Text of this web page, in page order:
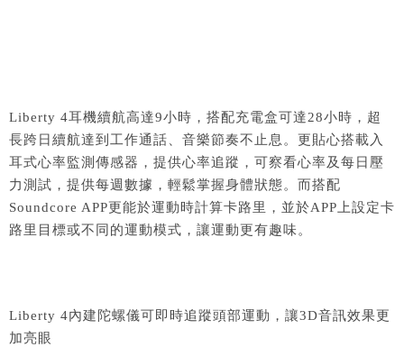
Liberty 4耳機續航高達9小時，搭配充電盒可達28小時，超
長跨日續航達到工作通話、音樂節奏不止息。更貼心搭載入
耳式心率監測傳感器，提供心率追蹤，可察看心率及每日壓
力測試，提供每週數據，輕鬆掌握身體狀態。而搭配
Soundcore APP更能於運動時計算卡路里，並於APP上設定卡
路里目標或不同的運動模式，讓運動更有趣味。
Liberty 4內建陀螺儀可即時追蹤頭部運動，讓3D音訊效果更
加亮眼